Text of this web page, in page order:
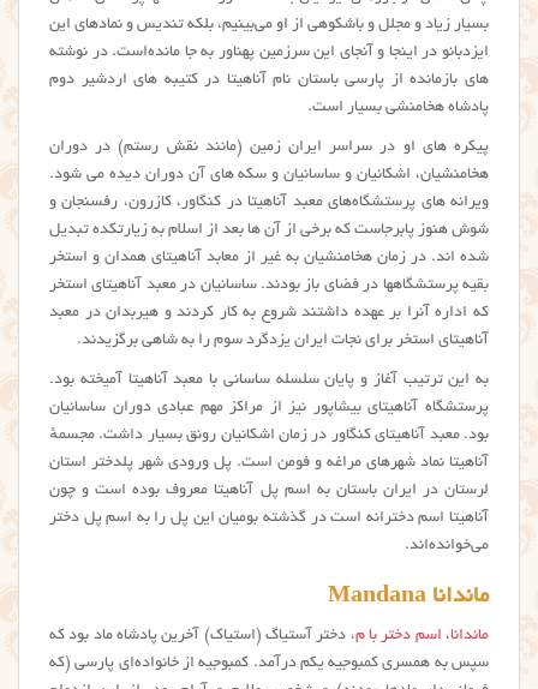
بسیار زیاد و مجلل و باشکوهی از او می‌بینیم، بلکه تندیس و نمادهای این
ایزدبانو در اینجا و آنجای این سرزمین پهناور به جا مانده‌است. در نوشته
های بازمانده از پارسی باستان نام آناهیتا در کتیبه های اردشیر دوم
پادشاه هخامنشی بسیار است.
پیکره های او در سراسر ایران زمین (مانند نقش رستم) در دوران
هخامنشیان، اشکانیان و ساسانیان و سکه های آن دوران دیده می شود.
ویرانه های پرستشگاه‌های معبد آناهیتا در کنگاور، کازرون، رفسنجان و
شوش هنوز پابرجاست که برخی از آن ها بعد از اسلام به زیارتکده تبدیل
شده اند. در زمان هخامنشیان به غیر از معابد آناهیتای همدان و استخر
بقیه پرستشگاهها در فضای باز بودند. ساسانیان در معبد آناهیتای استخر
که اداره آنرا بر عهده داشتند شروع به کار کردند و هیربدان در معبد
آناهیتای استخر برای نجات ایران یزدگرد سوم را به شاهی برگزیدند.
به این ترتیب آغاز و پایان سلسله ساسانی با معبد آناهیتا آمیخته بود.
پرستشگاه آناهیتای بیشاپور نیز از مراکز مهم عبادی دوران ساسانیان
بود. معبد آناهیتای کنگاور در زمان اشکانیان رونق بسیار داشت. مجسمهٔ
آناهیتا نماد شهرهای مراغه و فومن است. پل ورودی شهر پلدختر استان
لرستان در ایران باستان به اسم پل آناهیتا معروف بوده است و چون
آناهیتا اسم دخترانه است در گذشته بومیان این پل را به اسم پل دختر
می‌خوانده‌اند.
ماندانا Mandana
ماندانا، اسم دختر با م، دختر آستیاگ (استیاک) آخرین پادشاه ماد بود که
سپس به همسری کمبوجیه یکم درآمد. کمبوجیه از خانواده‌ای پارسی (که